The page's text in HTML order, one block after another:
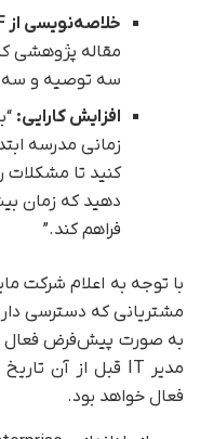
خلاصه‌نویسی از
مقاله پژوهشی
سه توصیه و سه
افزایش کارایی:
زمانی مدرسه
کنید تا مشکلات
دهید که زمان
فراهم کند.”
به صورت پیش‌فرض فعال
فعال خواهد بود.